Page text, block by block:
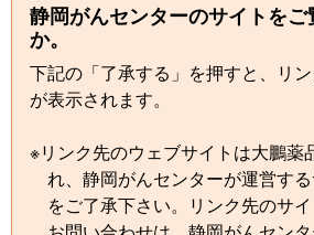
静岡がんセンターのサイトを
か。
下記の「了承する」を押すと、リン
が表示されます。
※リンク先のウェブサイトは大鵬薬
れ、静岡がんセンターが運営す
をご了承下さい。リンク先のサ